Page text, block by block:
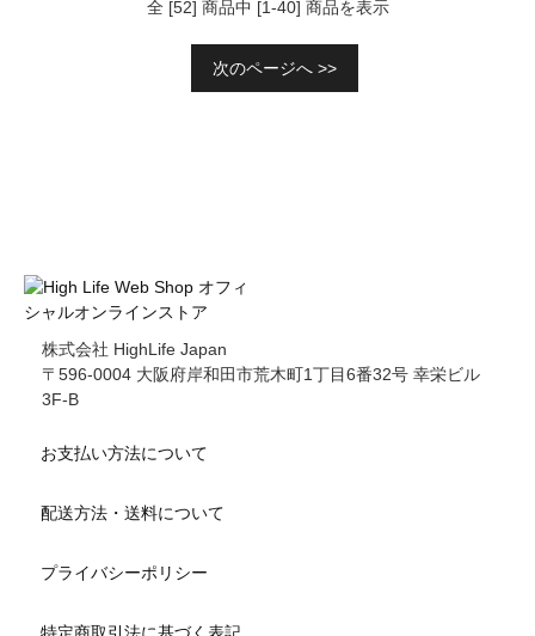
全 [52] 商品中 [1-40] 商品を表示
次のページへ >>
株式会社 HighLife Japan
〒596-0004 大阪府岸和田市荒木町1丁目6番32号 幸栄ビル
3F-B
お支払い方法について
配送方法・送料について
プライバシーポリシー
特定商取引法に基づく表記